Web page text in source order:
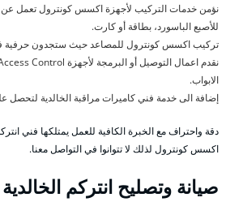
نؤمن خدمات التركيب لأجهزة اكسس كونترول تعمل عن
للأصبع الباسورد، بطاقة أو كارت.
تركيب اكسس كونترول للمصاعد حيث ستجدون حرفية
الابواب.
إضافة الى خدمة فني كاميرات مراقبة الخالدية لتحصل
دقة واحتراف مع الخبرة الكافية للعمل يمتلكها فني
اكسس كونترول لذلك لا تتوانوا في التواصل معنا.
صيانة وتصليح انتركم الخالدية